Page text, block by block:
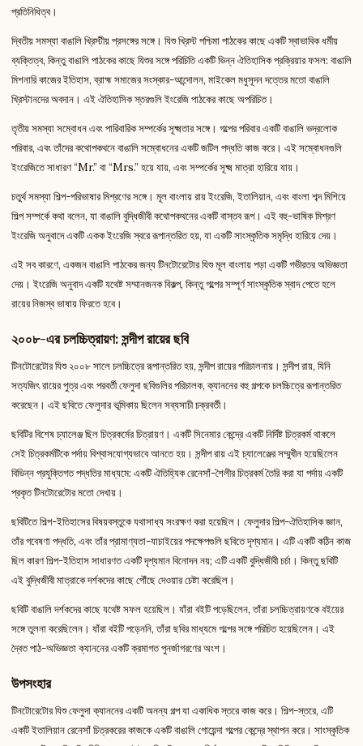
প্রতিনিধিত্ব।
দ্বিতীয় সমস্যা বাঙালি খ্রিস্টীয় প্রসঙ্গের সঙ্গে। যিশু খ্রিস্ট পশ্চিমা পাঠকের কাছে একটি স্বাভাবিক ধর্মীয়
ব্যক্তিত্ব, কিন্তু বাঙালি পাঠকের কাছে যিশুর সঙ্গে পরিচিতি একটি ভিন্ন ঐতিহাসিক প্রক্রিয়ার ফসল: বাঙালি
মিশনারি কাজের ইতিহাস, ব্রাহ্ম সমাজের সংস্কার-আন্দোলন, মাইকেল মধুসূদন দত্তের মতো বাঙালি
খ্রিস্টানদের অবদান। এই ঐতিহাসিক স্তরগুলি ইংরেজি পাঠকের কাছে অপরিচিত।
তৃতীয় সমস্যা সম্বোধন এবং পারিবারিক সম্পর্কের সূক্ষ্মতার সঙ্গে। গল্পের পরিবার একটি বাঙালি ভদ্রলোক
পরিবার, এবং তাঁদের কথোপকথনে বাঙালি সম্বোধনের একটি জটিল পদ্ধতি কাজ করে। এই সম্বোধনগুলি
ইংরেজিতে সাধারণ “Mr.” বা “Mrs.” হয়ে যায়, এবং সম্পর্কের সূক্ষ্ম মাত্রা হারিয়ে যায়।
চতুর্থ সমস্যা শিল্প-পরিভাষার মিশ্রণের সঙ্গে। মূল বাংলায় রায় ইংরেজি, ইতালিয়ান, এবং বাংলা শব্দ মিশিয়ে
শিল্প সম্পর্কে কথা বলেন, যা বাঙালি বুদ্ধিজীবী কথোপকথনের একটি বাস্তব রূপ। এই বহু-ভাষিক মিশ্রণ
ইংরেজি অনুবাদে একটি একক ইংরেজি স্বরে রূপান্তরিত হয়, যা একটি সাংস্কৃতিক সমৃদ্ধি হারিয়ে দেয়।
এই সব কারণে, একজন বাঙালি পাঠকের জন্য টিনটোরেটোর যিশু মূল বাংলায় পড়া একটি গভীরতর অভিজ্ঞতা
দেয়। ইংরেজি অনুবাদ একটি যথেষ্ট সম্মানজনক বিকল্প, কিন্তু গল্পের সম্পূর্ণ সাংস্কৃতিক স্বাদ পেতে হলে
রায়ের নিজস্ব ভাষায় ফিরতে হবে।
২০০৮-এর চলচ্চিত্রায়ণ: সন্দীপ রায়ের ছবি
টিনটোরেটোর যিশু ২০০৮ সালে চলচ্চিত্রে রূপান্তরিত হয়, সন্দীপ রায়ের পরিচালনায়। সন্দীপ রায়, যিনি
সত্যজিৎ রায়ের পুত্র এবং পরবর্তী ফেলুদা ছবিগুলির পরিচালক, ক্যাননের বহু গল্পকে চলচ্চিত্রে রূপান্তরিত
করেছেন। এই ছবিতে ফেলুদার ভূমিকায় ছিলেন সব্যসাচী চক্রবর্তী।
ছবিটির বিশেষ চ্যালেঞ্জ ছিল চিত্রকর্মের চিত্রায়ণ। একটি সিনেমার কেন্দ্রে একটি নির্দিষ্ট চিত্রকর্ম থাকলে
সেই চিত্রকর্মটিকে পর্দায় বিশ্বাসযোগ্যভাবে আনতে হয়। সন্দীপ রায় এই চ্যালেঞ্জের সম্মুখীন হয়েছিলেন
বিভিন্ন প্রযুক্তিগত পদ্ধতির মাধ্যমে: একটি ঐতিহ্যিক রেনেসাঁ-শৈলীর চিত্রকর্ম তৈরি করা যা পর্দায় একটি
প্রকৃত টিনটোরেটোর মতো দেখায়।
ছবিটিতে শিল্প-ইতিহাসের বিষয়বস্তুকে যথাসাধ্য সংরক্ষণ করা হয়েছিল। ফেলুদার শিল্প-ঐতিহাসিক জ্ঞান,
তাঁর গবেষণা পদ্ধতি, এবং তাঁর প্রামাণ্যতা-যাচাইয়ের পদক্ষেপগুলি ছবিতে দৃশ্যমান। এটি একটি কঠিন কাজ
ছিল কারণ শিল্প-ইতিহাস সাধারণত একটি দৃশ্যমান বিনোদন নয়; এটি একটি বুদ্ধিজীবী চর্চা। কিন্তু ছবিটি
এই বুদ্ধিজীবী মাত্রাকে দর্শকদের কাছে পৌঁছে দেওয়ার চেষ্টা করেছিল।
ছবিটি বাঙালি দর্শকদের কাছে যথেষ্ট সফল হয়েছিল। যাঁরা বইটি পড়েছিলেন, তাঁরা চলচ্চিত্রায়ণকে বইয়ের
সঙ্গে তুলনা করেছিলেন। যাঁরা বইটি পড়েননি, তাঁরা ছবির মাধ্যমে গল্পের সঙ্গে পরিচিত হয়েছিলেন। এই
দ্বৈত পাঠ-অভিজ্ঞতা ক্যাননের একটি ক্রমাগত পুনর্জাগরণের অংশ।
উপসংহার
টিনটোরেটোর যিশু ফেলুদা ক্যাননের একটি অনন্য গল্প যা একাধিক স্তরে কাজ করে। শিল্প-স্তরে, এটি
একটি ইতালিয়ান রেনেসাঁ চিত্রকরের কাজকে একটি বাঙালি গোয়েন্দা গল্পের কেন্দ্রে স্থাপন করে। সাংস্কৃতিক